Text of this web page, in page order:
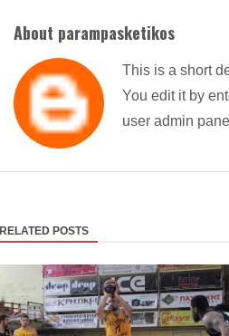
About parampasketikos
This is a short
You edit it by
user admin
RELATED POSTS